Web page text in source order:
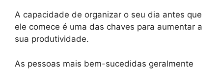
A capacidade de organizar o seu dia antes que
ele comece é uma das chaves para aumentar a
sua produtividade.
As pessoas mais bem-sucedidas geralmente